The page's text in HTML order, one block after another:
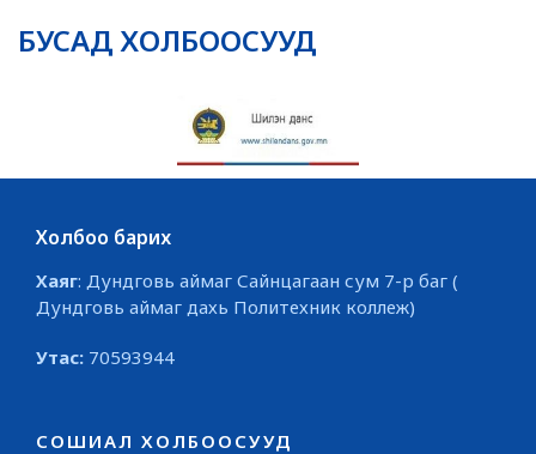
БУСАД ХОЛБООСУУД
Холбоо барих
Хаяг: Дундговь аймаг Сайнцагаан сум 7-р баг (
Дундговь аймаг дахь Политехник коллеж)
Утас: 70593944
СОШИАЛ ХОЛБООСУУД